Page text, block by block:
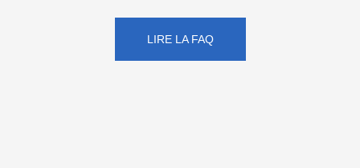
LIRE LA FAQ